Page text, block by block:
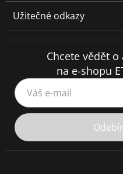
Užitečné odkazy
Chcete vědět
na e-shopu
Váš e-mail